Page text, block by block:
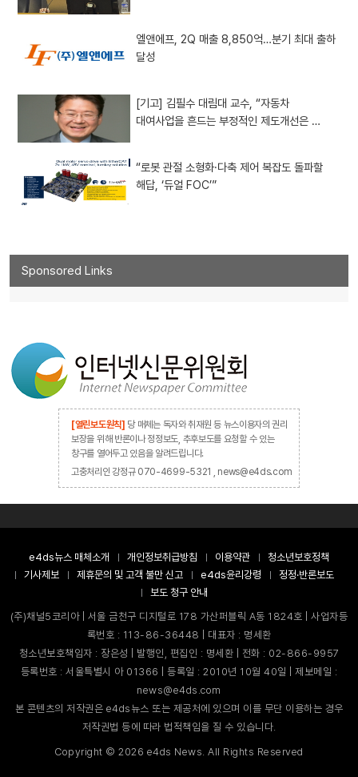
엘앤에프, 2Q 매출 8,850억…분기 최대 출하
달성
[기고] 김필수 대림대 교수, “자동차
대여사업을 흔드는 부정적인 제도개선은 …
“로봇 관절 소형화·다축 제어 복잡도 돌파할
해답, ‘듀얼 FOC’”
Sponsored Links
[열린보도원칙] 당 매체는 독자와 취재원 등 뉴스이용자의 권리
보장을 위해 반론이나 정정보도, 추후보도를 요청할 수 있는
창구를 열어두고 있음을 알려드립니다.
고충처리인 강정규 070-4699-5321 , news@e4ds.com
e4ds뉴스 매체소개 개인정보취급방침 이용약관
청소년보호정책
기사제보
제휴문의 및 고객 불만 신고 e4ds윤리강령
정정·반론보도
보도 청구 안내
(주)채널5코리아 | 서울 금천구 디지털로 178 가산퍼블릭 A동 1824호 | 사업자등
록번호 : 113-86-36448 | 대표자 : 명세환
청소년보호책임자 : 장은성 | 발행인, 편집인 : 명세환 | 전화 : 02-866-9957
등록번호 : 서울특별시 아 01366 | 등록일 : 2010년 10월 40일 | 제보메일 :
news@e4ds.com
본 콘텐츠의 저작권은 e4ds뉴스 또는 제공처에 있으며 이를 무단 이용하는 경우
저작권법 등에 따라 법적책임을 질 수 있습니다.
Copyright ©2026 e4ds News. All Rights Reserved